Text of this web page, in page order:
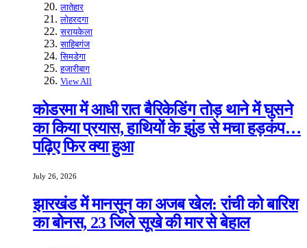
लातेहार
लोहरदगा
सरायकेला
साहिबगंज
सिमडेगा
हजारीबाग
View All
कोडरमा में आधी रात बैरिकेडिंग तोड़ थाने में घुसने
का किया प्रयास, हाथियों के झुंड से मचा हड़कंप…
पढ़िए फिर क्या हुआ
July 26, 2026
झारखंड में मानसून का अजब खेल: रांची को बारिश
का बोनस, 23 जिले सूखे की मार से बेहाल